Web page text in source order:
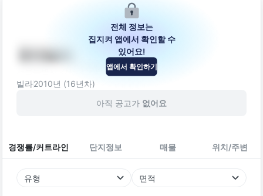
창대빌라
서울특별시 강서구 곰달래로21길 18-8
빌라2010년 (16년차)
아직 공고가 없어요
경쟁률/커트라인 단지정보 매물 위치/주변
유형 면적
전체 정보는
집지켜 앱에서 확인할 수
있어요!
앱에서 확인하기